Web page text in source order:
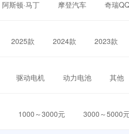
阿斯顿·马丁 摩登汽车 奇瑞
2025款 2024款 2023款
驱动电机 动力电池 其他
1000～3000元 3000～5000